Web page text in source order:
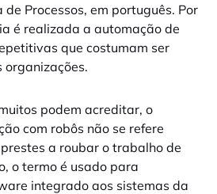
Processos, em português. Por
é realizada a automação de
que costumam ser
organizações.
podem acreditar, o
com robôs não se refere
a roubar o trabalho de
o termo é usado para
integrado aos sistemas da